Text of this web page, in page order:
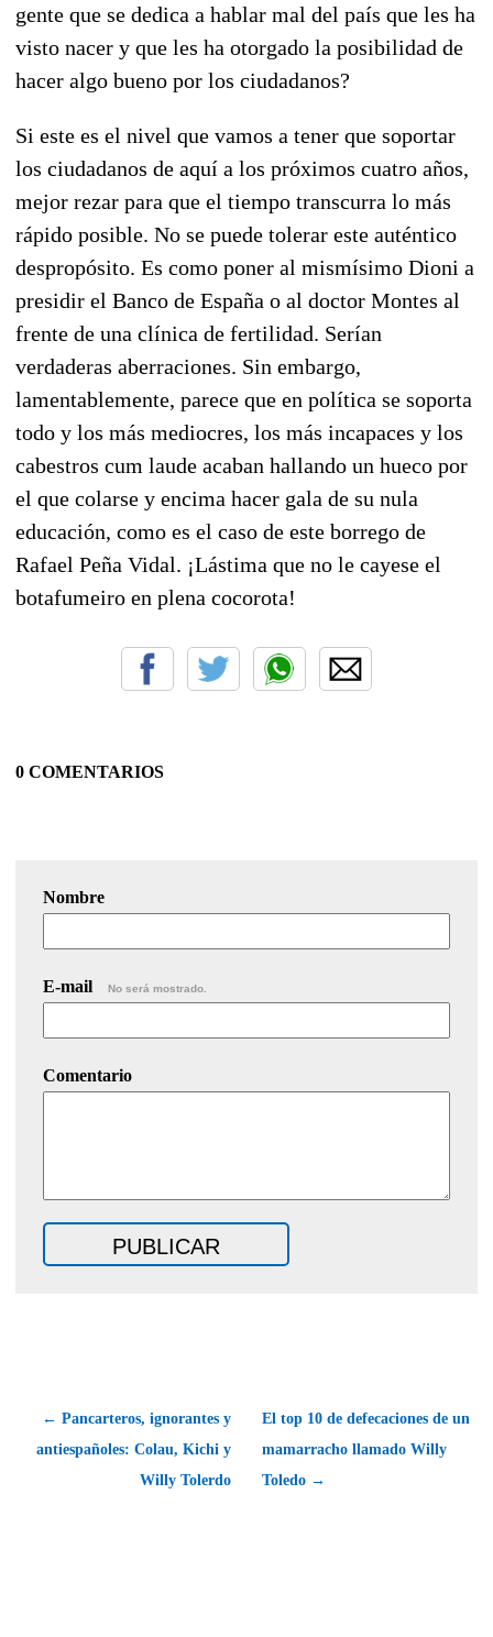
gente que se dedica a hablar mal del país que les ha
visto nacer y que les ha otorgado la posibilidad de
hacer algo bueno por los ciudadanos?
Si este es el nivel que vamos a tener que soportar
los ciudadanos de aquí a los próximos cuatro años,
mejor rezar para que el tiempo transcurra lo más
rápido posible. No se puede tolerar este auténtico
despropósito. Es como poner al mismísimo Dioni a
presidir el Banco de España o al doctor Montes al
frente de una clínica de fertilidad. Serían
verdaderas aberraciones. Sin embargo,
lamentablemente, parece que en política se soporta
todo y los más mediocres, los más incapaces y los
cabestros cum laude acaban hallando un hueco por
el que colarse y encima hacer gala de su nula
educación, como es el caso de este borrego de
Rafael Peña Vidal. ¡Lástima que no le cayese el
botafumeiro en plena cocorota!
0 COMENTARIOS
Nombre
E-mail No será mostrado.
Comentario
← Pancarteros, ignorantes y
antiespañoles: Colau, Kichi y
Willy Tolerdo
El top 10 de defecaciones de un
mamarracho llamado Willy
Toledo →